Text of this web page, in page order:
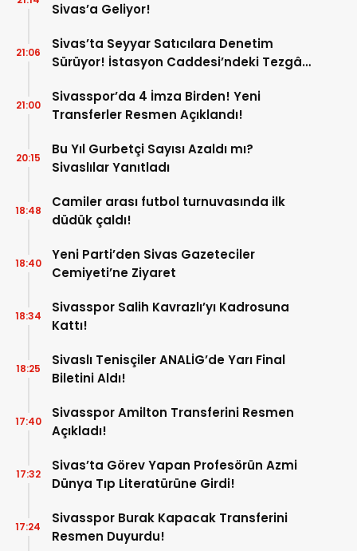
Sivas’a Geliyor!
Sivas’ta Seyyar Satıcılara Denetim
Sürüyor! İstasyon Caddesi’ndeki Tezgâh
21:06
Sivasspor’da 4 İmza Birden! Yeni
Transferler Resmen Açıklandı!
21:00
Bu Yıl Gurbetçi Sayısı Azaldı mı?
Sivaslılar Yanıtladı
20:15
Camiler arası futbol turnuvasında ilk
düdük çaldı!
18:48
Yeni Parti’den Sivas Gazeteciler
Cemiyeti’ne Ziyaret
18:40
Sivasspor Salih Kavrazlı’yı Kadrosuna
Kattı!
18:34
Sivaslı Tenisçiler ANALİG’de Yarı Final
Biletini Aldı!
18:25
Sivasspor Amilton Transferini Resmen
Açıkladı!
17:40
Sivas’ta Görev Yapan Profesörün Azmi
Dünya Tıp Literatürüne Girdi!
17:32
Sivasspor Burak Kapacak Transferini
Resmen Duyurdu!
17:24